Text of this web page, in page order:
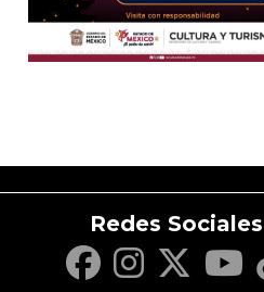
Redes Sociales